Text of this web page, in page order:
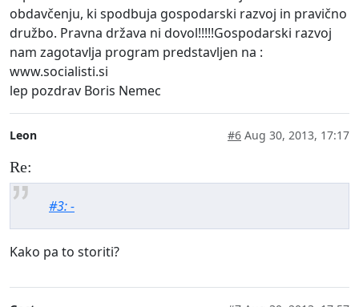
obdavčenju, ki spodbuja gospodarski razvoj in pravično
družbo. Pravna država ni dovol!!!!!Gospodarski razvoj
nam zagotavlja program predstavljen na :
www.socialisti.si
lep pozdrav Boris Nemec
Leon #6 Aug 30, 2013, 17:17
Re:
#3: -
Kako pa to storiti?